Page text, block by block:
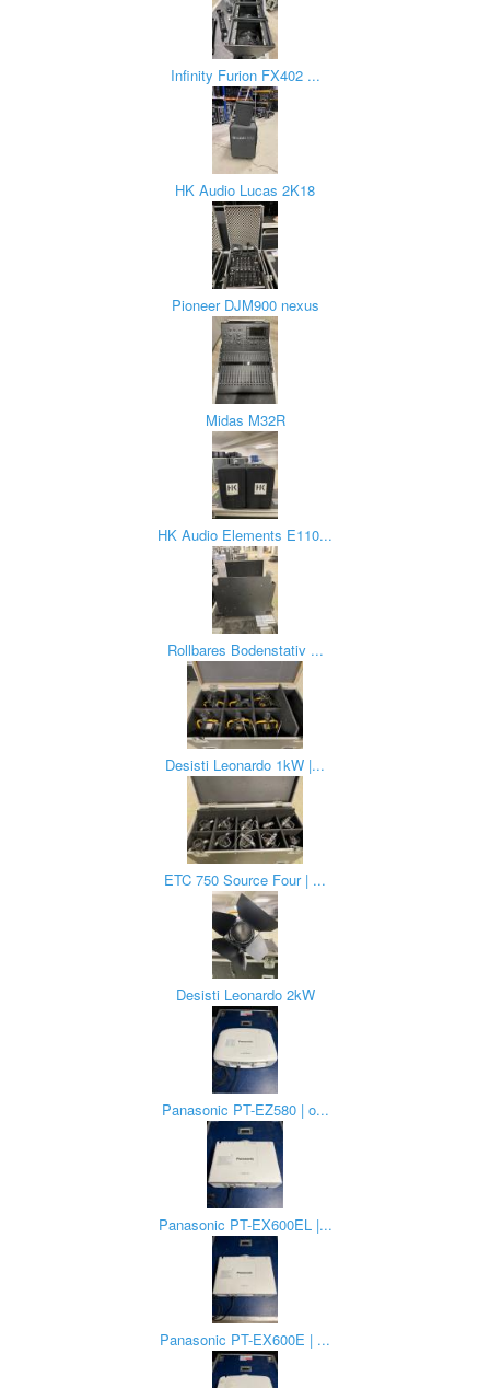
Infinity Furion FX402 ...
HK Audio Lucas 2K18
Pioneer DJM900 nexus
Midas M32R
HK Audio Elements E110...
Rollbares Bodenstativ ...
Desisti Leonardo 1kW |...
ETC 750 Source Four | ...
Desisti Leonardo 2kW
Panasonic PT-EZ580 | o...
Panasonic PT-EX600EL |...
Panasonic PT-EX600E | ...